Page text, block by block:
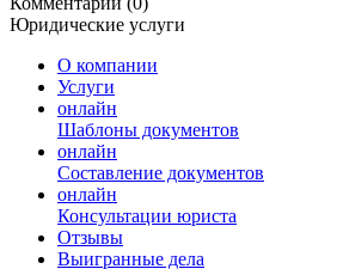
Юридические услуги
О компании
Услуги
онлайн
Шаблоны документов
онлайн
Составление документов
онлайн
Консультации юриста
Отзывы
Выигранные дела